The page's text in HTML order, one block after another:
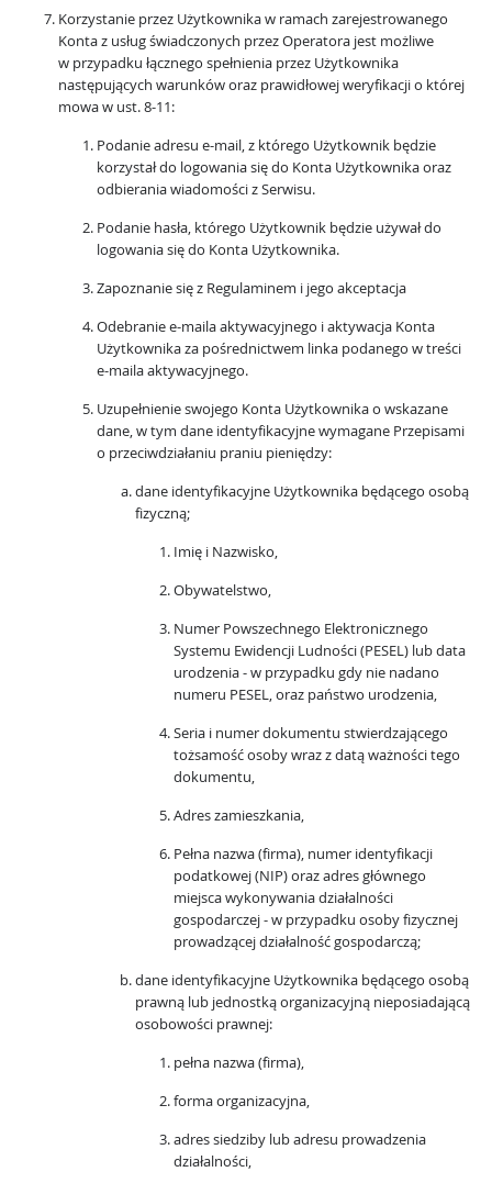
Korzystanie przez Użytkownika w ramach zarejestrowanego
Konta z usług świadczonych przez Operatora jest możliwe
w przypadku łącznego spełnienia przez Użytkownika
następujących warunków oraz prawidłowej weryfikacji o której
mowa w ust. 8-11:
Podanie adresu e-mail, z którego Użytkownik będzie
korzystał do logowania się do Konta Użytkownika oraz
odbierania wiadomości z Serwisu.
Podanie hasła, którego Użytkownik będzie używał do
logowania się do Konta Użytkownika.
Zapoznanie się z Regulaminem i jego akceptacja
Odebranie e-maila aktywacyjnego i aktywacja Konta
Użytkownika za pośrednictwem linka podanego w treści
e-maila aktywacyjnego.
Uzupełnienie swojego Konta Użytkownika o wskazane
dane, w tym dane identyfikacyjne wymagane Przepisami
o przeciwdziałaniu praniu pieniędzy:
dane identyfikacyjne Użytkownika będącego osobą
fizyczną;
Imię i Nazwisko,
Obywatelstwo,
Numer Powszechnego Elektronicznego
Systemu Ewidencji Ludności (PESEL) lub data
urodzenia - w przypadku gdy nie nadano
numeru PESEL, oraz państwo urodzenia,
Seria i numer dokumentu stwierdzającego
tożsamość osoby wraz z datą ważności tego
dokumentu,
Adres zamieszkania,
Pełna nazwa (firma), numer identyfikacji
podatkowej (NIP) oraz adres głównego
miejsca wykonywania działalności
gospodarczej - w przypadku osoby fizycznej
prowadzącej działalność gospodarczą;
dane identyfikacyjne Użytkownika będącego osobą
prawną lub jednostką organizacyjną nieposiadającą
osobowości prawnej:
pełna nazwa (firma),
forma organizacyjna,
adres siedziby lub adresu prowadzenia
działalności,